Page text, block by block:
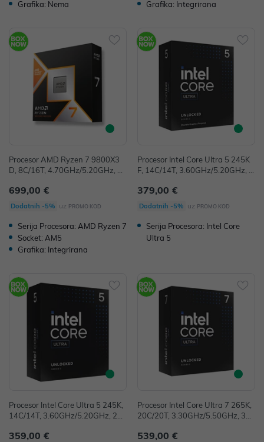
Grafika: Nema
Grafika: Integrirana
Procesor AMD Ryzen 7 9800X3
D, 8C/16T, 4.70GHz/5.20GHz, 96
4WOF
699,00 €
Dodatnih -5% uz PROMO KOD
Serija Procesora: AMD Ryzen 7
Socket: AM5
Grafika: Integrirana
Procesor Intel Core Ultra 5 245K
F, 14C/14T, 3.60GHz/5.20GHz, 2
KF
379,00 €
Dodatnih -5% uz PROMO KOD
Serija Procesora: Intel Core
Ultra 5
Procesor Intel Core Ultra 5 245K,
14C/14T, 3.60GHz/5.20GHz, 24
359,00 €
Procesor Intel Core Ultra 7 265K,
20C/20T, 3.30GHz/5.50GHz, 30
539,00 €